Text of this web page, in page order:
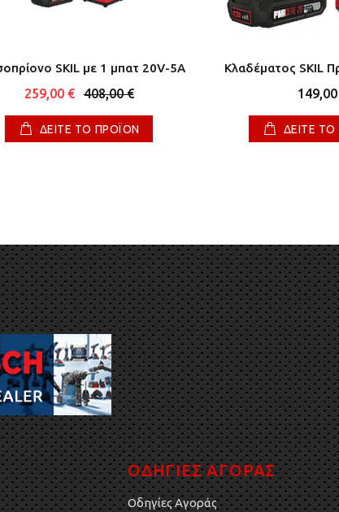
SKIL με 1 μπατ 20V-5A
259,00 € 408,00 €
ΔΕΙΤΕ ΤΟ ΠΡΟΪΟΝ
Κλαδέματος SKIL
ΔΕΙΤΕ
ΟΔΗΓΙΕΣ ΑΓΟΡΑΣ
Οδηγίες Αγοράς